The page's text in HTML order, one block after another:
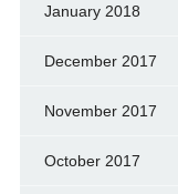
January 2018
December 2017
November 2017
October 2017